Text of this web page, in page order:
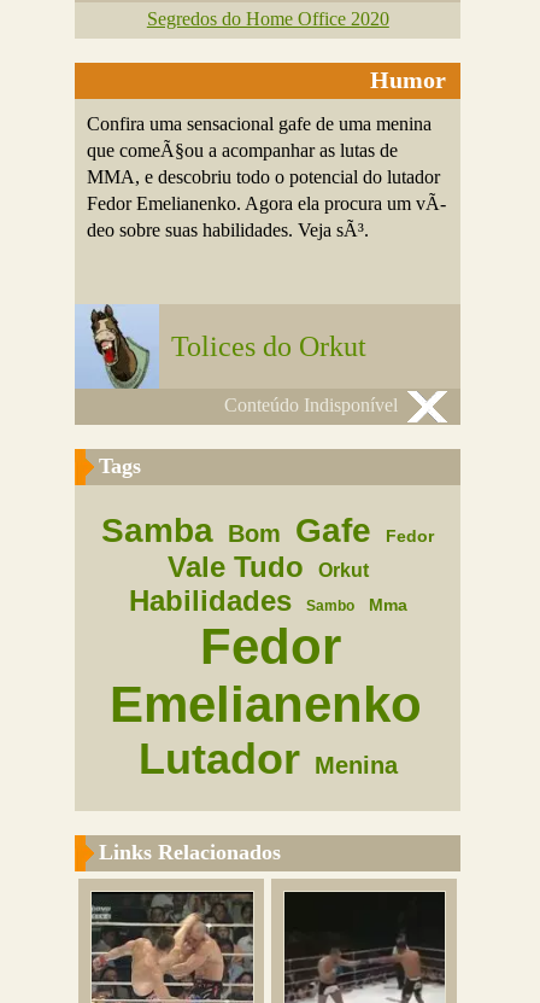
Segredos do Home Office 2020
Humor
Confira uma sensacional gafe de uma menina
que comeÃ§ou a acompanhar as lutas de
MMA, e descobriu todo o potencial do lutador
Fedor Emelianenko. Agora ela procura um vÃ­
deo sobre suas habilidades. Veja sÃ³.
Tolices do Orkut
Conteúdo Indisponível
Tags
Samba Bom Gafe Fedor
Vale Tudo Orkut
Habilidades Sambo Mma
Fedor
Emelianenko
Lutador Menina
Links Relacionados